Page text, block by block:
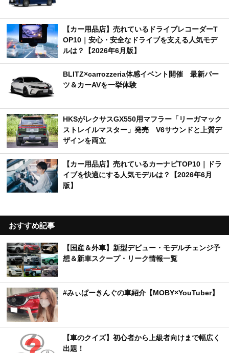
【カー用品店】売れているドライブレコーダーT
OP10｜安心・安全なドライブを支える人気モデ
ルは？【2026年6月版】
BLITZ×carrozzeria体感イベント開催 最新パー
ツ＆カーAVを一挙体験
HKSがレクサスGX550用マフラー「リーガマック
ストレイルマスター」発売 V6サウンドと上質デ
ザインを両立
【カー用品店】売れているカーナビTOP10｜ドラ
イブを快適にする人気モデルは？【2026年6月
版】
おすすめ記事
【国産＆外車】新型デビュー・モデルチェンジ予
想＆新車スクープ・リーク情報一覧
#みぃぱーきんぐの車紹介【MOBY×YouTuber】
【車のクイズ】初心者から上級者向けまで幅広く
出題！